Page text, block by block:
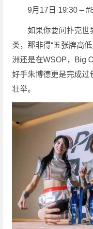
9月17日 19:30 –
如果你要问扑克世
类，那非得“五张牌高
洲还是在WSOP，Big
好手朱博德更是完成过
壮举。